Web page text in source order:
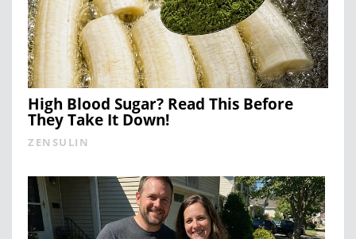
High Blood Sugar? Read This Before
They Take It Down!
ZENSULIN